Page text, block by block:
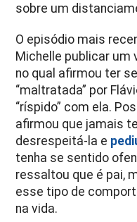
sobre um
O episódio mais
Michelle publicar um
no qual afirmou ter
“maltratada” por
“ríspido” com ela.
afirmou que jamais
desrespeitá-la e
tenha se sentido
ressaltou que é pai,
esse tipo de
na vida.